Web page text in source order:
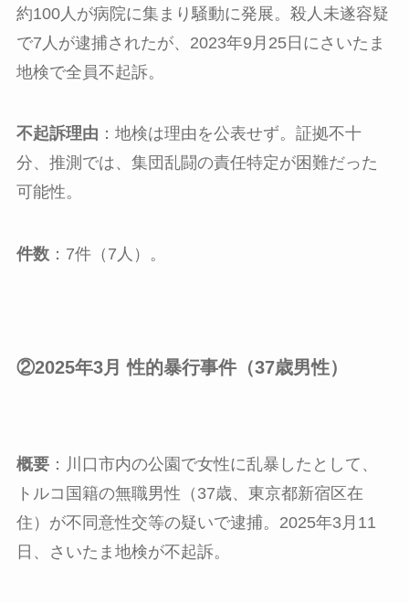
約100人が病院に集まり騒動に発展。殺人未遂容疑
で7人が逮捕されたが、2023年9月25日にさいたま
地検で全員不起訴。
不起訴理由 ：地検は理由を公表せず。証拠不十
分、推測では、集団乱闘の責任特定が困難だった
可能性。
件数：7件（7人）。
②2025年3月 性的暴行事件（37歳男性）
概要：川口市内の公園で女性に乱暴したとして、
トルコ国籍の無職男性（37歳、東京都新宿区在
住）が不同意性交等の疑いで逮捕。2025年3月11
日、さいたま地検が不起訴。